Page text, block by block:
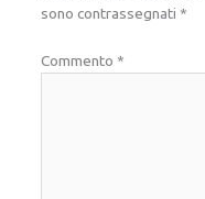
sono contrassegnati *
Commento *